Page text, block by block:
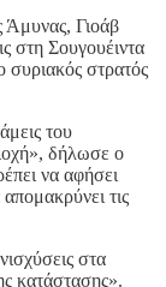
Άμυνας, Γιοάβ
στη Σουγουέιντα
συριακός στρατός
του
δήλωσε ο
να αφήσει
τις
στα
κατάστασης».